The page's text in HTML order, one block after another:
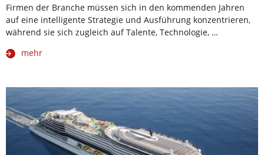
Firmen der Branche müssen sich in den kommenden Jahren
auf eine intelligente Strategie und Ausführung konzentrieren,
während sie sich zugleich auf Talente, Technologie, …
mehr